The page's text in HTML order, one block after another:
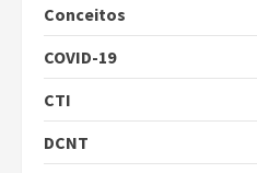
Conceitos
COVID-19
CTI
DCNT